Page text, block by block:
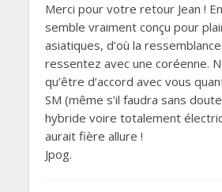
Merci pour votre retour Jean !
semble vraiment conçu pour
asiatiques, d’où la
ressentez avec une coréenne.
qu’être d’accord avec vous
SM (même s’il faudra sans
hybride voire totalement
aurait fière allure !
Jpog.